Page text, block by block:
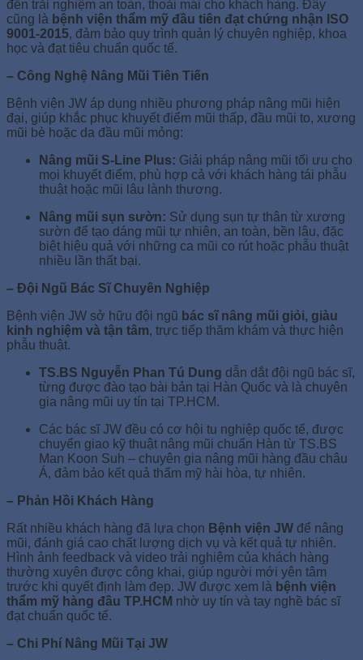
đến trải nghiệm an toàn, thoải mái cho khách hàng. Đây
cũng là bệnh viện thẩm mỹ đầu tiên đạt chứng nhận ISO
9001-2015, đảm bảo quy trình quản lý chuyên nghiệp, khoa
học và đạt tiêu chuẩn quốc tế.
– Công Nghệ Nâng Mũi Tiên Tiến
Bệnh viện JW áp dụng nhiều phương pháp nâng mũi hiện
đại, giúp khắc phục khuyết điểm mũi thấp, đầu mũi to, xương
mũi bè hoặc da đầu mũi mỏng:
Nâng mũi S-Line Plus: Giải pháp nâng mũi tối ưu cho
mọi khuyết điểm, phù hợp cả với khách hàng tái phẫu
thuật hoặc mũi lâu lành thương.
Nâng mũi sụn sườn: Sử dụng sụn tự thân từ xương
sườn để tạo dáng mũi tự nhiên, an toàn, bền lâu, đặc
biệt hiệu quả với những ca mũi co rút hoặc phẫu thuật
nhiều lần thất bại.
– Đội Ngũ Bác Sĩ Chuyên Nghiệp
Bệnh viện JW sở hữu đội ngũ bác sĩ nâng mũi giỏi, giàu
kinh nghiệm và tận tâm, trực tiếp thăm khám và thực hiện
phẫu thuật.
TS.BS Nguyễn Phan Tú Dung dẫn dắt đội ngũ bác sĩ,
từng được đào tạo bài bản tại Hàn Quốc và là chuyên
gia nâng mũi uy tín tại TP.HCM.
Các bác sĩ JW đều có cơ hội tu nghiệp quốc tế, được
chuyển giao kỹ thuật nâng mũi chuẩn Hàn từ TS.BS
Man Koon Suh – chuyên gia nâng mũi hàng đầu châu
Á, đảm bảo kết quả thẩm mỹ hài hòa, tự nhiên.
– Phản Hồi Khách Hàng
Rất nhiều khách hàng đã lựa chọn Bệnh viện JW để nâng
mũi, đánh giá cao chất lượng dịch vụ và kết quả tự nhiên.
Hình ảnh feedback và video trải nghiệm của khách hàng
thường xuyên được công khai, giúp người mới yên tâm
trước khi quyết định làm đẹp. JW được xem là bệnh viện
thẩm mỹ hàng đầu TP.HCM nhờ uy tín và tay nghề bác sĩ
đạt chuẩn quốc tế.
– Chi Phí Nâng Mũi Tại JW